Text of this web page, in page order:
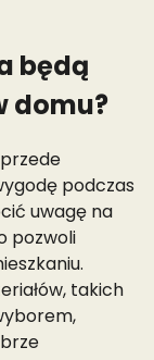
będą
domu?
podczas
uwagę na
pozwoli
takich